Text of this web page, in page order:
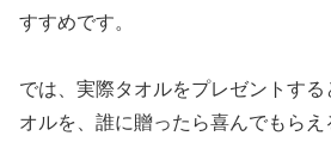
すすめです。
では、実際タオルをプレゼントす
オルを、誰に贈ったら喜んでもらえ